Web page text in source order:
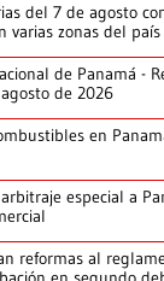
del 7 de agosto
varias zonas del país
de Panamá -
de 2026
en
especial a
reformas al